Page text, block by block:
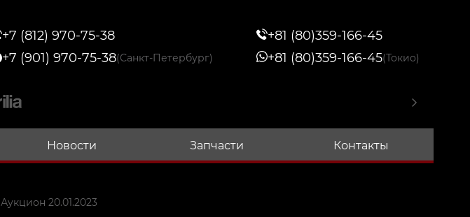
+7 (812) 970-75-38
+7 (901) 970-75-38(Санкт-Петербург)
+81 (80)359-166-45
+81 (80)359-166-45(Токио)
Новости Запчасти Контакты
Аукцион 20.01.2023